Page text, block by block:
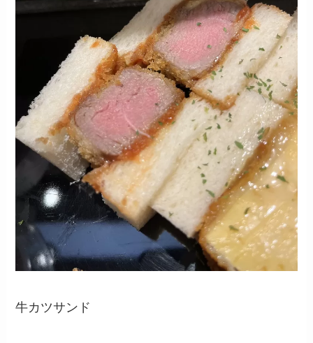
牛カツサンド